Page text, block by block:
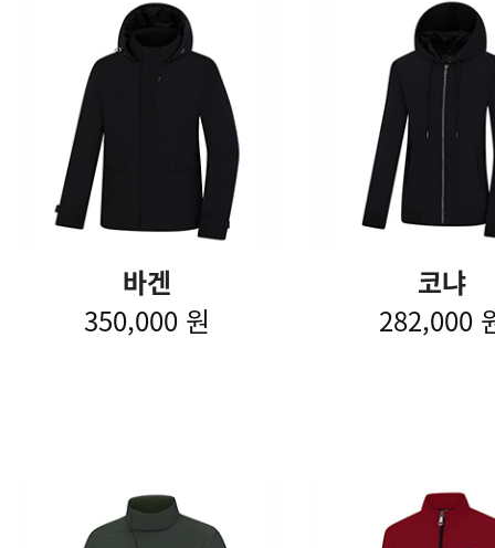
바겐
350,000 원
코냐
282,000